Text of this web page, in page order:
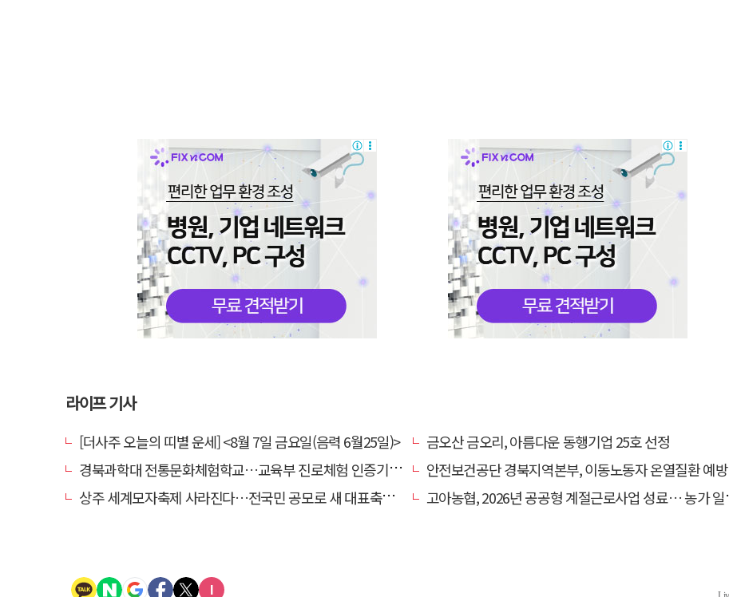
라이프 기사
[더사주 오늘의 띠별 운세] <8월 7일 금요일(음력 6월25일)>
금오산 금오리, 아름다운 동행기업 25호 선정
경북과학대 전통문화체험학교…교육부 진로체험 인증기관 선정
안전보건공단 경북지역본부, 이동노동자 온열질환 예방 캠페인
상주 세계모자축제 사라진다…전국민 공모로 새 대표축제 발굴 나서
고아농협, 2026년 공공형 계절근로사업 성료… 농가 일손 부족 해소 '효자'